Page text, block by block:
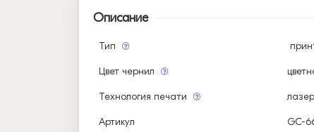
Описание
Тип
Цвет чернил
Технология печати
Артикул GC-